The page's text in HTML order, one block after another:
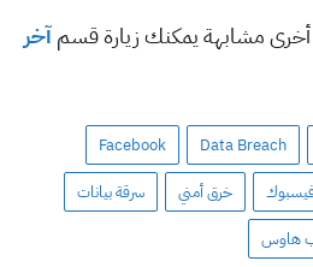
أخرى مشابهة يمكنك زيارة قسمآخر
Data Breach
Facebook
خرق أمني سرقة بيانات
هاوس